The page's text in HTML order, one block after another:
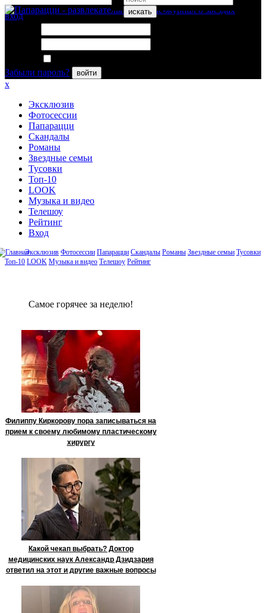
искать
вход
Забыли пароль?
войти
x
Эксклюзив
Фотосессии
Папарацци
Скандалы
Романы
Звездные семьи
Тусовки
Топ-10
LOOK
Музыка и видео
Телешоу
Рейтинг
Вход
Эксклюзив Фотосессии Папарацци Скандалы Романы Звездные семьи Тусовки
Топ-10 LOOK Музыка и видео Телешоу Рейтинг
Сaмое гoрячее за неделю!
Филиппу Киркорову пора записываться на
прием к своему любимому пластическому
хирургу
Какой чекап выбрать? Доктор
медицинских наук Александр Дзидзария
ответил на этот и другие важные вопросы